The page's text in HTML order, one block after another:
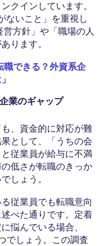
クインしています。
ないこと」を重視し
方針」や「職場の人
ります。
職できる？外資系企
業のギャップ
、資金的に対応が難
として、「うちの会
従業員が給与に不満
低さが転職のきっか
しょう。
従業員でも転職意向
べた通りです。定着
悩んでいる場合、
でしょう。この調査